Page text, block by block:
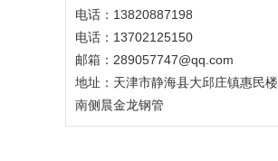
电话：13820887198
电话：13702125150
邮箱：289057747@qq.com
地址：天津市静海县大邱庄镇惠民楼
南侧晨金龙钢管